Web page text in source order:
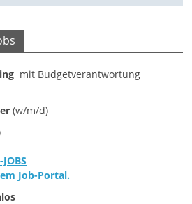
mit Budgetverantwortung
(w/m/d)
Job-Portal.